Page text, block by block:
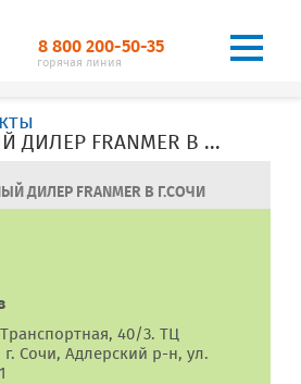
8 800 200-50-35
горячая линия
ОФИЦИАЛЬНЫЙ ДИЛЕР FRANMER В Г. Сочи
ДИЛЕР FRANMER В Г.СОЧИ
40/3. ТЦ
Сочи, Адлерский р-н, ул.